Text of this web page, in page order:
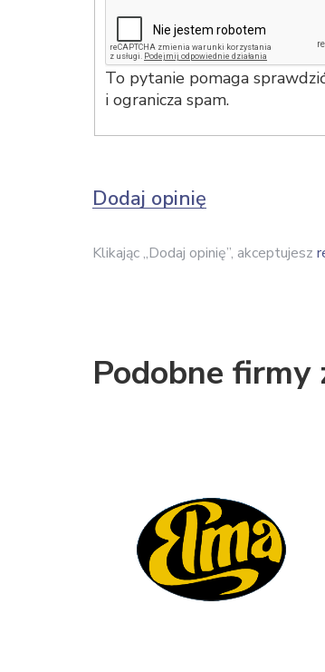
To pytanie pomaga
i ogranicza spam.
Dodaj opinię
Klikając „Dodaj opinię”, akceptujesz
Podobne firmy